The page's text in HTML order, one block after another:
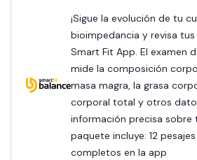
¡Sigue la evolución de tu cuerpo! Realiza tu
bioimpedancia y revisa
Smart Fit App. El examen
mide la composición
masa magra, la grasa
corporal total y otros
información precisa sobre
paquete incluye: 12
completos en la app